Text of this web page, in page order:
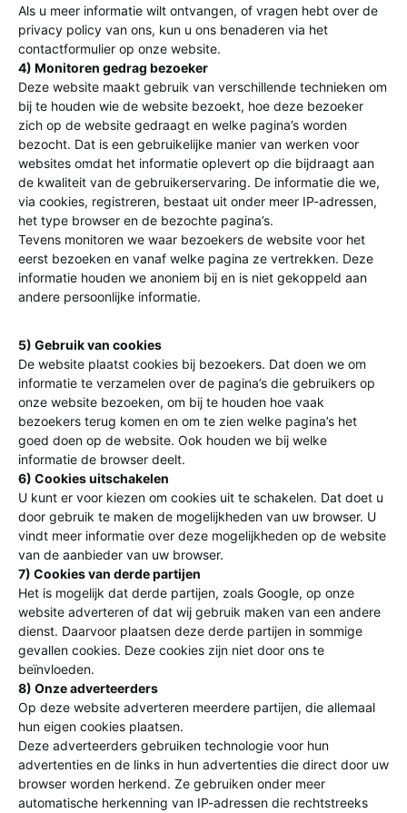
Als u meer informatie wilt ontvangen, of vragen hebt over de
privacy policy van ons, kun u ons benaderen via het
contactformulier op onze website.
4) Monitoren gedrag bezoeker
Deze website maakt gebruik van verschillende technieken om
bij te houden wie de website bezoekt, hoe deze bezoeker
zich op de website gedraagt en welke pagina’s worden
bezocht. Dat is een gebruikelijke manier van werken voor
websites omdat het informatie oplevert op die bijdraagt aan
de kwaliteit van de gebruikerservaring. De informatie die we,
via cookies, registreren, bestaat uit onder meer IP-adressen,
het type browser en de bezochte pagina’s.
Tevens monitoren we waar bezoekers de website voor het
eerst bezoeken en vanaf welke pagina ze vertrekken. Deze
informatie houden we anoniem bij en is niet gekoppeld aan
andere persoonlijke informatie.
5) Gebruik van cookies
De website plaatst cookies bij bezoekers. Dat doen we om
informatie te verzamelen over de pagina’s die gebruikers op
onze website bezoeken, om bij te houden hoe vaak
bezoekers terug komen en om te zien welke pagina’s het
goed doen op de website. Ook houden we bij welke
informatie de browser deelt.
6) Cookies uitschakelen
U kunt er voor kiezen om cookies uit te schakelen. Dat doet u
door gebruik te maken de mogelijkheden van uw browser. U
vindt meer informatie over deze mogelijkheden op de website
van de aanbieder van uw browser.
7) Cookies van derde partijen
Het is mogelijk dat derde partijen, zoals Google, op onze
website adverteren of dat wij gebruik maken van een andere
dienst. Daarvoor plaatsen deze derde partijen in sommige
gevallen cookies. Deze cookies zijn niet door ons te
beïnvloeden.
8) Onze adverteerders
Op deze website adverteren meerdere partijen, die allemaal
hun eigen cookies plaatsen.
Deze adverteerders gebruiken technologie voor hun
advertenties en de links in hun advertenties die direct door uw
browser worden herkend. Ze gebruiken onder meer
automatische herkenning van IP-adressen die rechtstreeks